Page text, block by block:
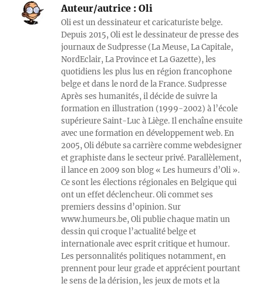
Auteur/autrice : Oli
Oli est un dessinateur et caricaturiste belge.
Depuis 2015, Oli est le dessinateur de presse des
journaux de Sudpresse (La Meuse, La Capitale,
NordEclair, La Province et La Gazette), les
quotidiens les plus lus en région francophone
belge et dans le nord de la France. Sudpresse
Après ses humanités, il décide de suivre la
formation en illustration (1999-2002) à l’école
supérieure Saint-Luc à Liège. Il enchaîne ensuite
avec une formation en développement web. En
2005, Oli débute sa carrière comme webdesigner
et graphiste dans le secteur privé. Parallèlement,
il lance en 2009 son blog « Les humeurs d’Oli ».
Ce sont les élections régionales en Belgique qui
ont un effet déclencheur. Oli commet ses
premiers dessins d’opinion. Sur
www.humeurs.be, Oli publie chaque matin un
dessin qui croque l’actualité belge et
internationale avec esprit critique et humour.
Les personnalités politiques notamment, en
prennent pour leur grade et apprécient pourtant
le sens de la dérision, les jeux de mots et la